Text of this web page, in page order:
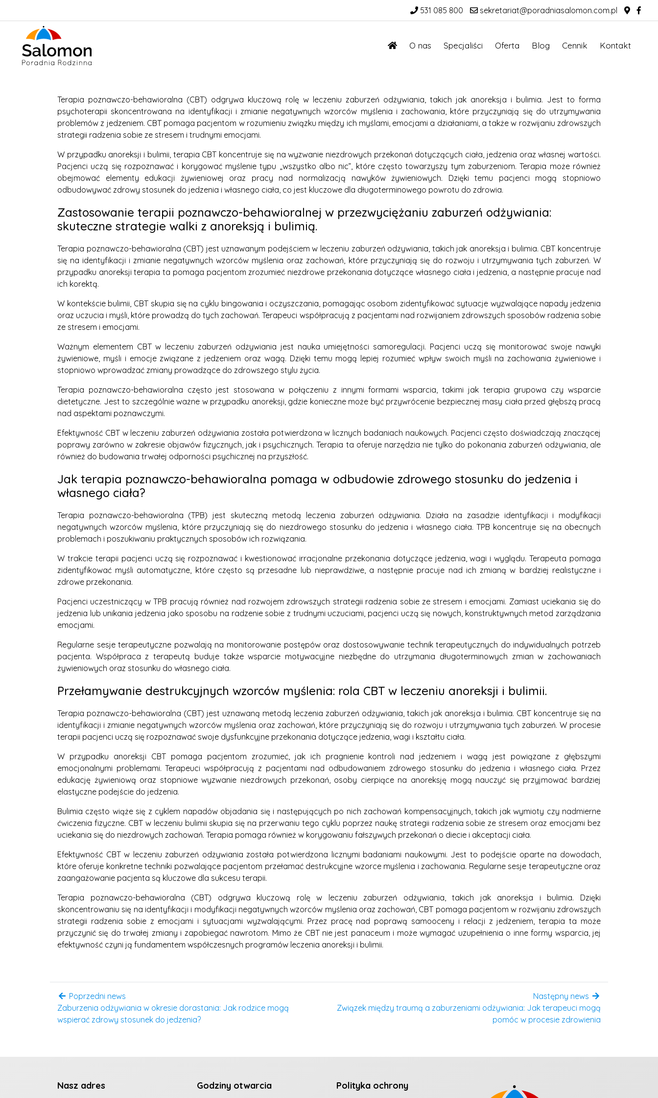
531 085 800 sekretariat@poradniasalomon.com.pl
O nas Specjaliści Oferta Blog Cennik Kontakt
Terapia poznawczo-behawioralna (CBT) odgrywa kluczową rolę w leczeniu zaburzeń odżywiania, takich jak anoreksja i bulimia. Jest to forma
psychoterapii skoncentrowana na identyfikacji i zmianie negatywnych wzorców myślenia i zachowania, które przyczyniają się do utrzymywania
problemów z jedzeniem. CBT pomaga pacjentom w rozumieniu związku między ich myślami, emocjami a działaniami, a także w rozwijaniu zdrowszych
strategii radzenia sobie ze stresem i trudnymi emocjami.
W przypadku anoreksji i bulimii, terapia CBT koncentruje się na wyzwanie niezdrowych przekonań dotyczących ciała, jedzenia oraz własnej wartości.
Pacjenci uczą się rozpoznawać i korygować myślenie typu „wszystko albo nic”, które często towarzyszy tym zaburzeniom. Terapia może również
obejmować elementy edukacji żywieniowej oraz pracy nad normalizacją nawyków żywieniowych. Dzięki temu pacjenci mogą stopniowo
odbudowywać zdrowy stosunek do jedzenia i własnego ciała, co jest kluczowe dla długoterminowego powrotu do zdrowia.
Zastosowanie terapii poznawczo-behawioralnej w przezwyciężaniu zaburzeń odżywiania:
skuteczne strategie walki z anoreksją i bulimią.
Terapia poznawczo-behawioralna (CBT) jest uznawanym podejściem w leczeniu zaburzeń odżywiania, takich jak anoreksja i bulimia. CBT koncentruje
się na identyfikacji i zmianie negatywnych wzorców myślenia oraz zachowań, które przyczyniają się do rozwoju i utrzymywania tych zaburzeń. W
przypadku anoreksji terapia ta pomaga pacjentom zrozumieć niezdrowe przekonania dotyczące własnego ciała i jedzenia, a następnie pracuje nad
ich korektą.
W kontekście bulimii, CBT skupia się na cyklu bingowania i oczyszczania, pomagając osobom zidentyfikować sytuacje wyzwalające napady jedzenia
oraz uczucia i myśli, które prowadzą do tych zachowań. Terapeuci współpracują z pacjentami nad rozwijaniem zdrowszych sposobów radzenia sobie
ze stresem i emocjami.
Ważnym elementem CBT w leczeniu zaburzeń odżywiania jest nauka umiejętności samoregulacji. Pacjenci uczą się monitorować swoje nawyki
żywieniowe, myśli i emocje związane z jedzeniem oraz wagą. Dzięki temu mogą lepiej rozumieć wpływ swoich myśli na zachowania żywieniowe i
stopniowo wprowadzać zmiany prowadzące do zdrowszego stylu życia.
Terapia poznawczo-behawioralna często jest stosowana w połączeniu z innymi formami wsparcia, takimi jak terapia grupowa czy wsparcie
dietetyczne. Jest to szczególnie ważne w przypadku anoreksji, gdzie konieczne może być przywrócenie bezpiecznej masy ciała przed głębszą pracą
nad aspektami poznawczymi.
Efektywność CBT w leczeniu zaburzeń odżywiania została potwierdzona w licznych badaniach naukowych. Pacjenci często doświadczają znaczącej
poprawy zarówno w zakresie objawów fizycznych, jak i psychicznych. Terapia ta oferuje narzędzia nie tylko do pokonania zaburzeń odżywiania, ale
również do budowania trwałej odporności psychicznej na przyszłość.
Jak terapia poznawczo-behawioralna pomaga w odbudowie zdrowego stosunku do jedzenia i
własnego ciała?
Terapia poznawczo-behawioralna (TPB) jest skuteczną metodą leczenia zaburzeń odżywiania. Działa na zasadzie identyfikacji i modyfikacji
negatywnych wzorców myślenia, które przyczyniają się do niezdrowego stosunku do jedzenia i własnego ciała. TPB koncentruje się na obecnych
problemach i poszukiwaniu praktycznych sposobów ich rozwiązania.
W trakcie terapii pacjenci uczą się rozpoznawać i kwestionować irracjonalne przekonania dotyczące jedzenia, wagi i wyglądu. Terapeuta pomaga
zidentyfikować myśli automatyczne, które często są przesadne lub nieprawdziwe, a następnie pracuje nad ich zmianą w bardziej realistyczne i
zdrowe przekonania.
Pacjenci uczestniczący w TPB pracują również nad rozwojem zdrowszych strategii radzenia sobie ze stresem i emocjami. Zamiast uciekania się do
jedzenia lub unikania jedzenia jako sposobu na radzenie sobie z trudnymi uczuciami, pacjenci uczą się nowych, konstruktywnych metod zarządzania
emocjami.
Regularne sesje terapeutyczne pozwalają na monitorowanie postępów oraz dostosowywanie technik terapeutycznych do indywidualnych potrzeb
pacjenta. Współpraca z terapeutą buduje także wsparcie motywacyjne niezbędne do utrzymania długoterminowych zmian w zachowaniach
żywieniowych oraz stosunku do własnego ciała.
Przełamywanie destrukcyjnych wzorców myślenia: rola CBT w leczeniu anoreksji i bulimii.
Terapia poznawczo-behawioralna (CBT) jest uznawaną metodą leczenia zaburzeń odżywiania, takich jak anoreksja i bulimia. CBT koncentruje się na
identyfikacji i zmianie negatywnych wzorców myślenia oraz zachowań, które przyczyniają się do rozwoju i utrzymywania tych zaburzeń. W procesie
terapii pacjenci uczą się rozpoznawać swoje dysfunkcyjne przekonania dotyczące jedzenia, wagi i kształtu ciała.
W przypadku anoreksji CBT pomaga pacjentom zrozumieć, jak ich pragnienie kontroli nad jedzeniem i wagą jest powiązane z głębszymi
emocjonalnymi problemami. Terapeuci współpracują z pacjentami nad odbudowaniem zdrowego stosunku do jedzenia i własnego ciała. Przez
edukację żywieniową oraz stopniowe wyzwanie niezdrowych przekonań, osoby cierpiące na anoreksję mogą nauczyć się przyjmować bardziej
elastyczne podejście do jedzenia.
Bulimia często wiąże się z cyklem napadów objadania się i następujących po nich zachowań kompensacyjnych, takich jak wymioty czy nadmierne
ćwiczenia fizyczne. CBT w leczeniu bulimii skupia się na przerwaniu tego cyklu poprzez naukę strategii radzenia sobie ze stresem oraz emocjami bez
uciekania się do niezdrowych zachowań. Terapia pomaga również w korygowaniu fałszywych przekonań o diecie i akceptacji ciała.
Efektywność CBT w leczeniu zaburzeń odżywiania została potwierdzona licznymi badaniami naukowymi. Jest to podejście oparte na dowodach,
które oferuje konkretne techniki pozwalające pacjentom przełamać destrukcyjne wzorce myślenia i zachowania. Regularne sesje terapeutyczne oraz
zaangażowanie pacjenta są kluczowe dla sukcesu terapii.
Terapia poznawczo-behawioralna (CBT) odgrywa kluczową rolę w leczeniu zaburzeń odżywiania, takich jak anoreksja i bulimia. Dzięki
skoncentrowaniu się na identyfikacji i modyfikacji negatywnych wzorców myślenia oraz zachowań, CBT pomaga pacjentom w rozwijaniu zdrowszych
strategii radzenia sobie z emocjami i sytuacjami wyzwalającymi. Przez pracę nad poprawą samooceny i relacji z jedzeniem, terapia ta może
przyczynić się do trwałej zmiany i zapobiegać nawrotom. Mimo że CBT nie jest panaceum i może wymagać uzupełnienia o inne formy wsparcia, jej
efektywność czyni ją fundamentem współczesnych programów leczenia anoreksji i bulimii.
Poprzedni news
Zaburzenia odżywiania w okresie dorastania: Jak rodzice mogą
wspierać zdrowy stosunek do jedzenia?
Następny news
Związek między traumą a zaburzeniami odżywiania: Jak terapeuci mogą
pomóc w procesie zdrowienia
Nasz adres Godziny otwarcia Polityka ochrony